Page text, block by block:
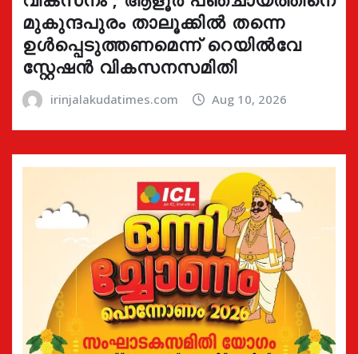
മുകുന്ദപുരം താലൂക്കിൽ തന്നെ
ഉൾപ്പെടുത്തണമെന്ന് റെയിൽവേ
സ്റ്റേഷൻ വികസനസമിതി
irinjalakudatimes.com Aug 10, 2026